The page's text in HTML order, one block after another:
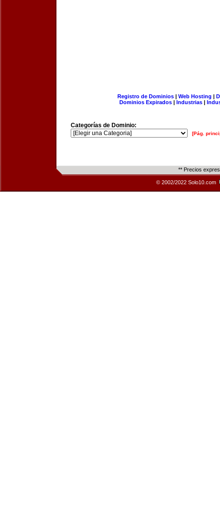
Registro de Dominios| Web Hosting |
Dominios Expirados | Industrias |
Categorías de Dominio:
[Pág.
** Precios
© 2002/2022 Solo10.com